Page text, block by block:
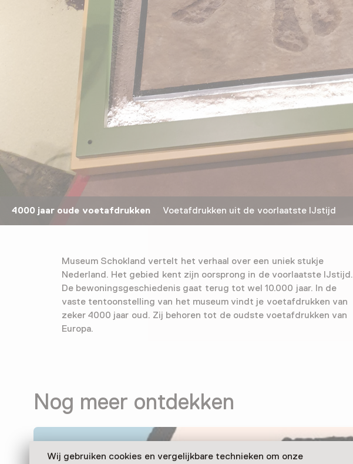
Wij gebruiken cookies en vergelijkbare technieken om onze
4000 jaar oude voetafdrukkenVoetafdrukken uit de voorlaatste IJstijd
Museum Schokland vertelt het verhaal over een uniek stukje
Nederland. Het gebied kent zijn oorsprong in de voorlaatste IJstijd.
De bewoningsgeschiedenis gaat terug tot wel 10.000 jaar. In de
vaste tentoonstelling van het museum vindt je voetafdrukken van
zeker 4000 jaar oud. Zij behoren tot de oudste voetafdrukken van
Europa.
Nog meer ontdekken